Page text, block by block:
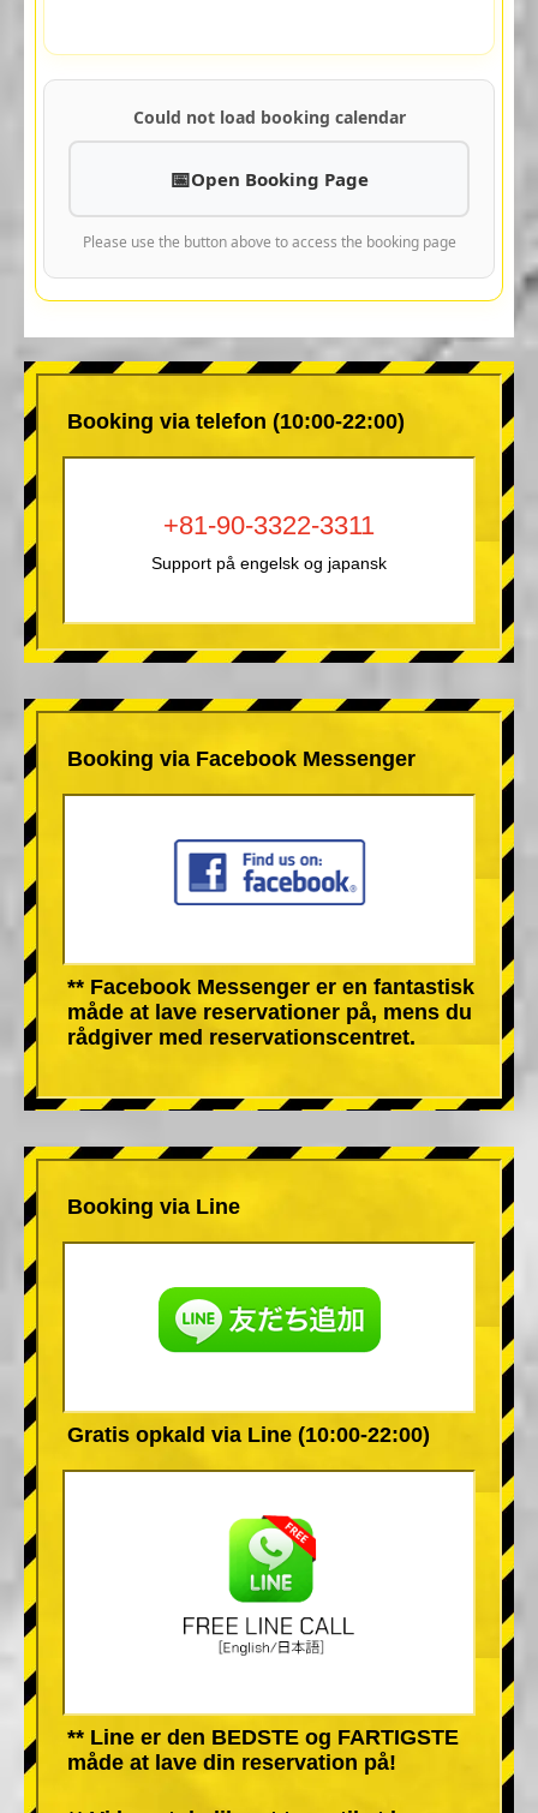
Could not load booking calendar
Open Booking Page
Please use the button above to access the booking page
Booking via telefon (10:00-22:00)
+81-90-3322-3311
Support på engelsk og japansk
Booking via Facebook Messenger
** Facebook Messenger er en fantastisk
måde at lave reservationer på, mens du
rådgiver med reservationscentret.
Booking via Line
Gratis opkald via Line (10:00-22:00)
** Line er den BEDSTE og FARTIGSTE
måde at lave din reservation på!